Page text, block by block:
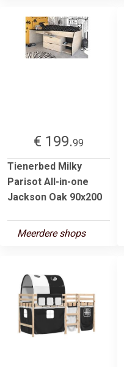
€ 199.99
Tienerbed Milky
Parisot All-in-one
Jackson Oak 90x200
Meerdere shops